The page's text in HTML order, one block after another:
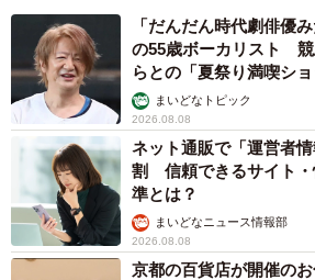
より、このような支援を行っていない
す。
医療費を3割から1割へ「自立支
うつ病などで継続的な通院が必要な場
幅に軽減できるのが「自立支援医療
す。
通常、窓口での自己負担は3割ですが
「だんだん時代劇俳優
の55歳ボーカリスト 競
らとの「夏祭り満喫シ
まいどなトピック
2026.08.08
ネット通販で「運営者
割 信頼できるサイト・
準とは？
まいどなニュース情報部
2026.08.08
京都の百貨店が開催の